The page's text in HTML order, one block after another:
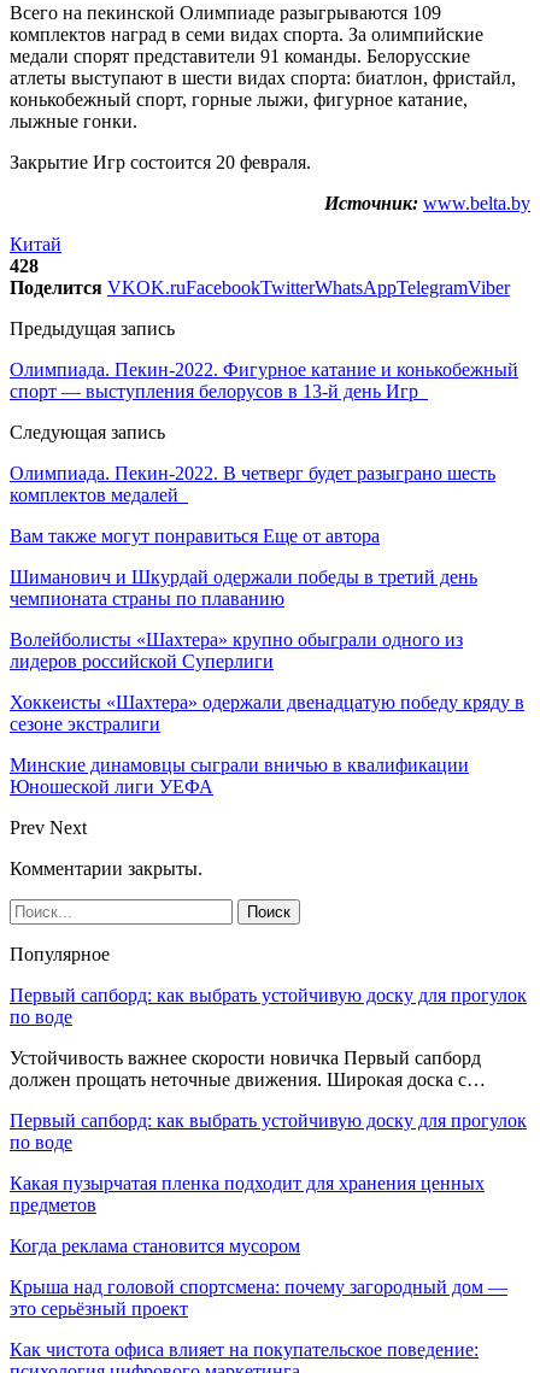
Всего на пекинской Олимпиаде разыгрываются 109
комплектов наград в семи видах спорта. За олимпийские
медали спорят представители 91 команды. Белорусские
атлеты выступают в шести видах спорта: биатлон, фристайл,
конькобежный спорт, горные лыжи, фигурное катание,
лыжные гонки.
Закрытие Игр состоится 20 февраля.
Источник: www.belta.by
Китай
428
Поделится VKOK.ruFacebookTwitterWhatsAppTelegramViber
Предыдущая запись
Олимпиада. Пекин-2022. Фигурное катание и конькобежный
спорт — выступления белорусов в 13-й день Игр
Следующая запись
Олимпиада. Пекин-2022. В четверг будет разыграно шесть
комплектов медалей
Вам также могут понравиться Еще от автора
Шиманович и Шкурдай одержали победы в третий день
чемпионата страны по плаванию
Волейболисты «Шахтера» крупно обыграли одного из
лидеров российской Суперлиги
Хоккеисты «Шахтера» одержали двенадцатую победу кряду в
сезоне экстралиги
Минские динамовцы сыграли вничью в квалификации
Юношеской лиги УЕФА
Prev Next
Комментарии закрыты.
Популярное
Первый сапборд: как выбрать устойчивую доску для прогулок
по воде
Устойчивость важнее скорости новичка Первый сапборд
должен прощать неточные движения. Широкая доска с…
Первый сапборд: как выбрать устойчивую доску для прогулок
по воде
Какая пузырчатая пленка подходит для хранения ценных
предметов
Когда реклама становится мусором
Крыша над головой спортсмена: почему загородный дом —
это серьёзный проект
Как чистота офиса влияет на покупательское поведение: